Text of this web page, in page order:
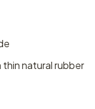
natural rubber